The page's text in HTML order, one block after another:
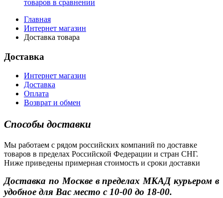
товаров в сравнении
Главная
Интернет магазин
Доставка товара
Доставка
Интернет магазин
Доставка
Оплата
Возврат и обмен
Способы доставки
Мы работаем с рядом российских компаний по доставке
товаров в пределах Российской Федерации и стран СНГ.
Ниже приведены примерная стоимость и сроки доставки
Доставка по Москве в пределах МКАД курьером в
удобное для Вас место с 10-00 до 18-00.